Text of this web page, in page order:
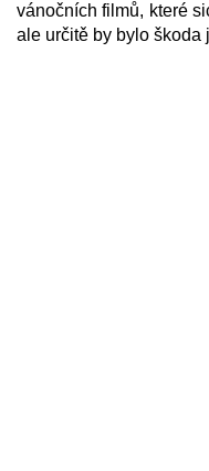
vánočních filmů, které
ale určitě by bylo škoda